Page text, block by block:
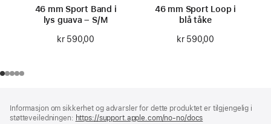
46 mm Sport Band i
lys guava – S/M
kr 590,00
46 mm Sport Loop i
blå tåke
kr 590,00
Informasjon om sikkerhet og advarsler for dette produktet er tilgjengelig i
støtteveiledningen: https://support.apple.com/no-no/docs